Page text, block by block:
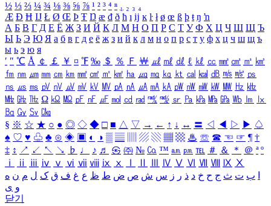
½ ⅓ ⅔ ¼ ¾ ⅛ ⅜ ⅝ ⅞ ¹ ² ³ ⁴ ⁿ ₁ ₂ ₃ ₄
Æ Ð Ħ Ĳ Ł Ø Œ Þ Ŧ Ŋ æ đ ð ħ ı ĳ ĸ ŀ ł ø œ ß þ ŧ ŋ ŉ
А Б В Г Д Е Ё Ж З И Й К Л М Н О П Р С Т У Ф Х Ц Ч Ш Щ Ъ
Ы Ь Э Ю Я а б в г д е ё ж з и й к л м н о п р с т у ф х ц ч ш щ ъ
ы ь э ю я
′ ″ ℃ Å ￠ ￡ ￥ ¤ ℉ ‰ ＄ ％ Ｆ ￦ ㎕ ㎖ ㎗ ℓ ㎘ ㏄ ㎣ ㎤ ㎥ ㎦
㎙ ㎚ ㎛ ㎜ ㎝ ㎞ ㎟ ㎠ ㎡ ㎢ ㏊ ㎍ ㎎ ㎏ ㏏ ㎈ ㎉ ㏈ ㎧ ㎨ ㎰
㎱ ㎲ ㎳ ㎴ ㎵ ㎶ ㎷ ㎸ ㎹ ㎀ ㎁ ㎂ ㎃ ㎄ ㎺ ㎻ ㎽ ㎾ ㎿ ㎐ ㎑
㎒ ㎓ ㎔ Ω ㏀ ㏁ ㎊ ㎋ ㎌ ㏖ ㏅ ㎭ ㎮ ㎯ ㏛ ㎩ ㎪ ㎫ ㎬ ㏝ ㏐
㏓
㏃ ㏉ ㏜ ㏆
§ ※ ☆ ★ ○ ● ◎ ◇ ◆ □ ■ △ ▽ → ← ↑ ↓ ↔ 〓 ◁ ◀ ▷ ▶ ♤
♠ ♡ ♥ ♧ ♣ ⊙ ◈ ▣ ◐ ◑ ▒ ▤ ▨ ▧ ▦ ▩ ♨ ☏ ☎ ☜ ☞ ¶ †
‡ ↕ ↗ ↙ ↖ ↘ ♭ ♩ ♪ ♬ ㉿ ㈜ № ㏇ ™ ㏂ ㏘ ℡ ＃ ＆ ＊ ＠ ª º
ⅰ
ⅱ ⅲ ⅳ ⅴ ⅵ ⅶ ⅷ ⅸ ⅹ Ⅳ Ⅴ Ⅵ Ⅶ Ⅷ Ⅸ Ⅹ
ب ت ث ج ح خ د ذ ر ز س ش ص ض ط ظ ع غ ف ق ک ل م ن ه
و ی
닫기